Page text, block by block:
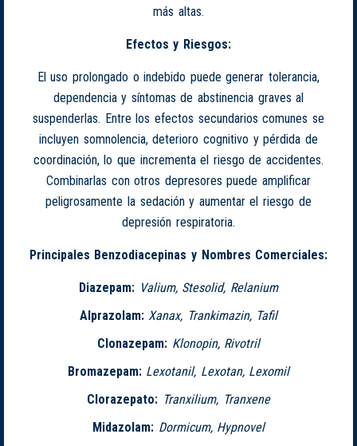
más altas.
Efectos y Riesgos:
El uso prolongado o indebido puede generar tolerancia,
dependencia y síntomas de abstinencia graves al
suspenderlas. Entre los efectos secundarios comunes se
incluyen somnolencia, deterioro cognitivo y pérdida de
coordinación, lo que incrementa el riesgo de accidentes.
Combinarlas con otros depresores puede amplificar
peligrosamente la sedación y aumentar el riesgo de
depresión respiratoria.
Principales Benzodiacepinas y Nombres Comerciales:
Diazepam: Valium, Stesolid, Relanium
Alprazolam:Xanax, Trankimazin, Tafil
Clonazepam: Klonopin, Rivotril
Bromazepam: Lexotanil, Lexotan, Lexomil
Clorazepato: Tranxilium, Tranxene
Midazolam: Dormicum, Hypnovel